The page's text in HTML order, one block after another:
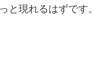
と現れるはずです。